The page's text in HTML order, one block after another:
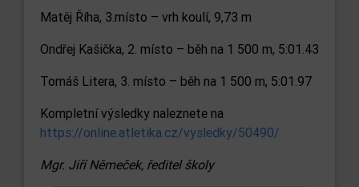
Matěj Říha, 3.místo – vrh koulí, 9,73 m
Ondřej Kašička, 2. místo – běh na 1 500 m, 5:01.43
Tomáš Litera, 3. místo – běh na 1 500 m, 5:01.97
Kompletní výsledky naleznete na
https://online.atletika.cz/vysledky/50490/
Mgr. Jiří Němeček, ředitel školy